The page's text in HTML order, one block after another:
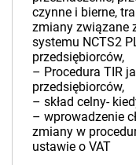
czynne i bierne,
zmiany związane
systemu NCTS2
przedsiębiorców,
– Procedura TIR
przedsiębiorców,
– skład celny-
– wprowadzenie
zmiany w
ustawie o VAT